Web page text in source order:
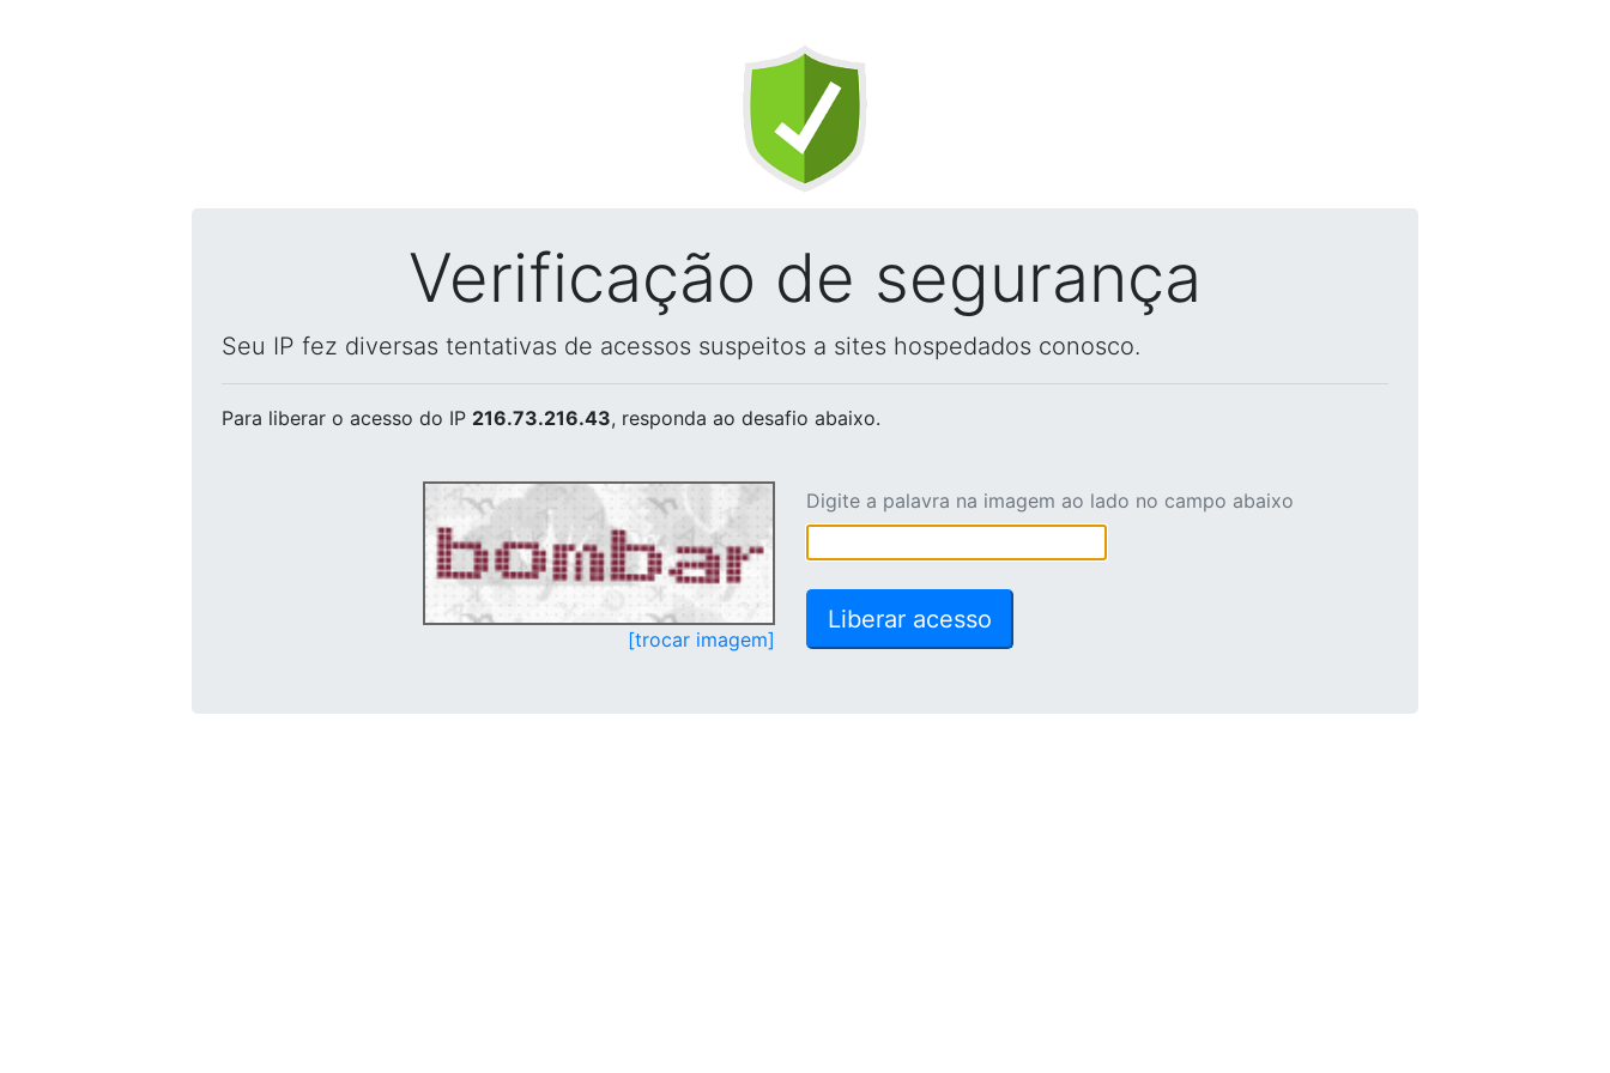
Verificação de segurança
Seu IP fez diversas tentativas de acessos suspeitos a sites hospedados conosco.
Para liberar o acesso do IP 216.73.216.43, responda ao desafio abaixo.
[trocar imagem]
Digite a palavra na imagem ao lado no campo abaixo